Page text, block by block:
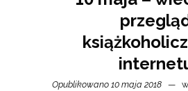
Opublikowano 10 maja 2018